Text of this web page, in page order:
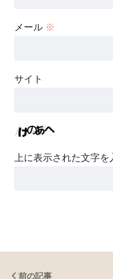
メール ※
サイト
上に表示された文字を
前の記事